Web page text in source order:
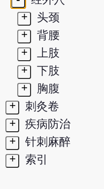
+
头颈
+
背腰
+
上肢
+
下肢
+
胸腹
+
刺灸卷
+
疾病防治
+
针刺麻醉
+
索引